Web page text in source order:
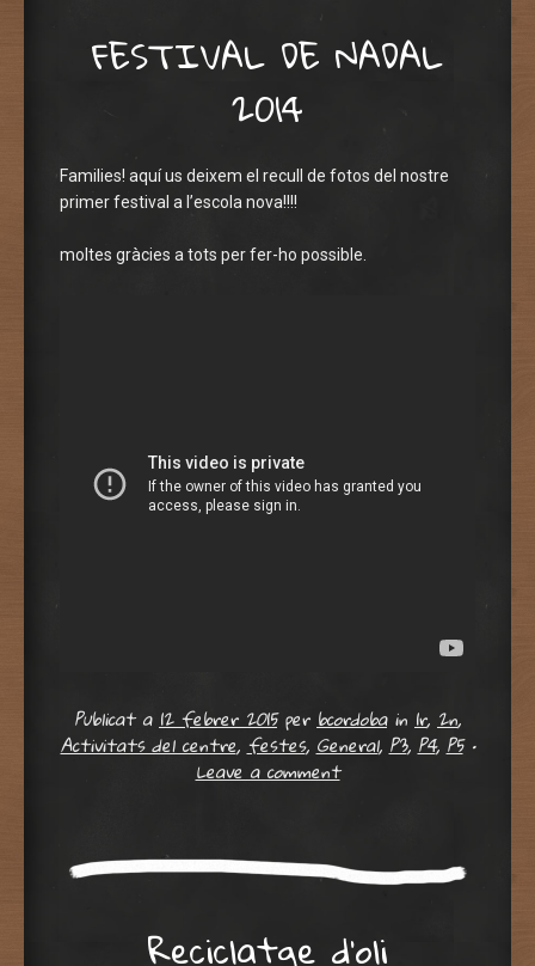
FESTIVAL DE NADAL
2014
Families! aquí us deixem el recull de fotos del nostre
primer festival a l’escola nova!!!!
moltes gràcies a tots per fer-ho possible.
Publicat a12 febrer 2015perbcordoba in 1r, 2n,
Activitats del centre,festes,General,P3,P4,P5 •
Leave a comment
Reciclatge d’oli